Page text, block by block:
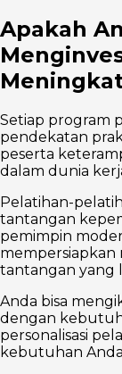
Apakah
Setiap program
pendekatan
peserta
dalam dunia
Pelatihan-
tantangan
pemimpin
mempersiapkan
tantangan yang
Anda bisa
dengan
personalisasi
kebutuhan Anda